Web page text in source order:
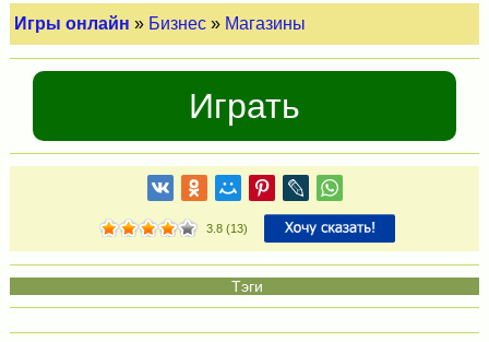
Игры онлайн » Бизнес » Магазины
Играть
3.8(13)